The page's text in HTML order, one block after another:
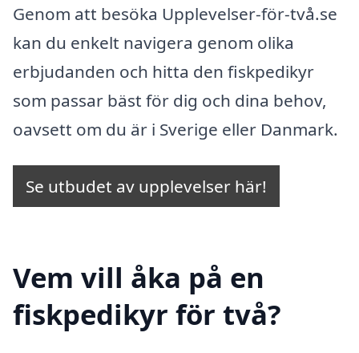
Genom att besöka Upplevelser-för-två.se
kan du enkelt navigera genom olika
erbjudanden och hitta den fiskpedikyr
som passar bäst för dig och dina behov,
oavsett om du är i Sverige eller Danmark.
Se utbudet av upplevelser här!
Vem vill åka på en
fiskpedikyr för två?